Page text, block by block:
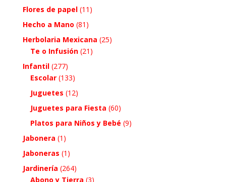
Flores de papel (11)
Hecho a Mano (81)
Herbolaria Mexicana (25)
Te o Infusión (21)
Infantil (277)
Escolar (133)
Juguetes (12)
Juguetes para Fiesta (60)
Platos para Niños y Bebé (9)
Jabonera (1)
Jaboneras (1)
Jardinería (264)
Abono y Tierra (3)